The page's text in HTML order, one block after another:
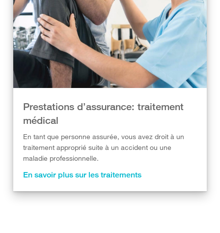
Prestations d’assurance: traitement
médical
En tant que personne assurée, vous avez droit à un
traitement approprié suite à un accident ou une
maladie professionnelle.
En savoir plus sur les traitements